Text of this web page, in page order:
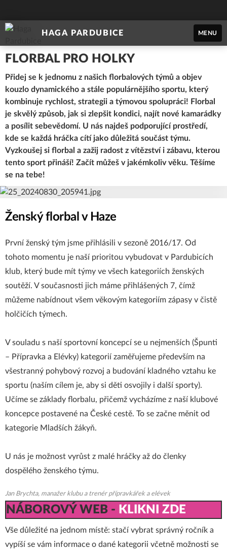
HAGA PARDUBICE MENU
FLORBAL PRO HOLKY
Přidej se k jednomu z našich florbalových týmů a objev
kouzlo dynamického a stále populárnějšího sportu, který
kombinuje rychlost, strategii a týmovou spolupráci! Florbal
je skvělý způsob, jak si zlepšit kondici, najít nové kamarádky
a posílit sebevědomí. U nás najdeš podporující prostředí,
kde se každá hráčka cítí jako důležitá součást týmu.
Vyzkoušej si florbal a zažij radost z vítězství i zábavu, kterou
tento sport přináší! Začít můžeš v jakémkoliv věku. Těšíme
se na tebe!
Ženský florbal v Haze
První ženský tým jsme přihlásili v sezoně 2016/17. Od
tohoto momentu je naší prioritou vybudovat v Pardubicích
klub, který bude mít týmy ve všech kategoriích ženských
soutěží. V současnosti jich máme přihlášených 7, čímž
můžeme nabídnout všem věkovým kategoriím zápasy v čistě
holčičích týmech.
V souladu s naší sportovní koncepcí se u nejmenších (Špunti
– Přípravka a Elévky) kategorií zaměřujeme především na
všestranný pohybový rozvoj a budování kladného vztahu ke
sportu (naším cílem je, aby si děti osvojily i další sporty).
Učíme se základy florbalu, přičemž vycházíme z naší klubové
koncepce postavené na České cestě. To se začne měnit od
kategorie Mladších žákyň.
U nás je možnost vyrůst z malé hráčky až do členky
dospělého ženského týmu.
Jan Brychta, manažer klubu a trenér přípravkářek a elévek
NÁBOROVÝ WEB - KLIKNI ZDE
Vše důležité na jednom místě: stačí vybrat správný ročník a
vypíší se vám informace o dané kategorii včetně možnosti se